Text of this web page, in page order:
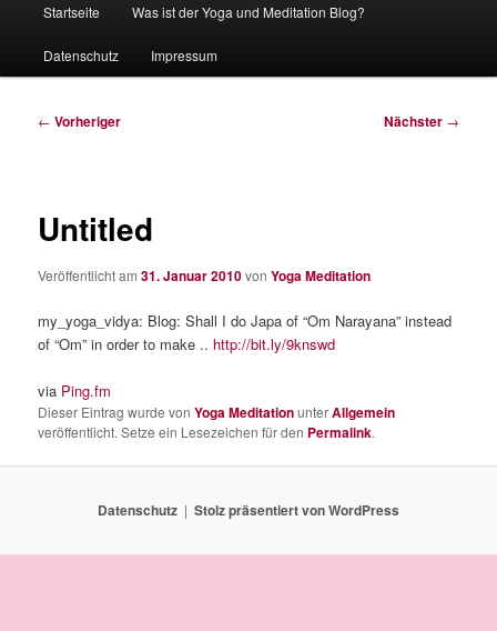
Startseite Was ist der Yoga und Meditation Blog?
Datenschutz Impressum
Beitragsnavigation
← Vorheriger Nächster →
Untitled
Veröffentlicht am31. Januar 2010vonYoga Meditation
my_yoga_vidya: Blog: Shall I do Japa of “Om Narayana” instead
of “Om” in order to make .. http://bit.ly/9knswd
via Ping.fm
Dieser Eintrag wurde vonYoga MeditationunterAllgemein
veröffentlicht. Setze ein Lesezeichen für den Permalink.
Datenschutz Stolz präsentiert von WordPress